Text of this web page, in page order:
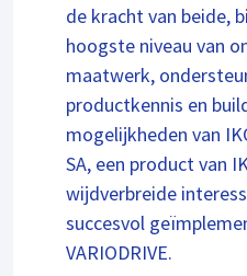
de kracht van beide,
hoogste niveau van
maatwerk,
productkennis en
mogelijkheden van
SA, een product van
wijdverbreide
succesvol
VARIODRIVE.